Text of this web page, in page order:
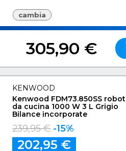
cambia
305,90 €
KENWOOD
Kenwood FDM73.850SS robot
da cucina 1000 W 3 L Grigio
Bilance incorporate
239,95 € -15%
202,95 €